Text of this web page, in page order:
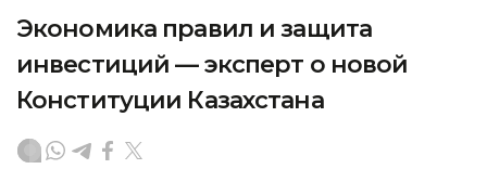
Экономика правил и защита
инвестиций — эксперт о новой
Конституции Казахстана